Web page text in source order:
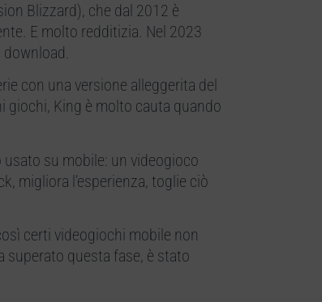
Blizzard), che dal 2012 è
E molto redditizia. Nel 2023
download.
con una versione alleggerita del
giochi, King è molto cauta quando
usato su mobile: un videogioco
migliora l’esperienza, toglie ciò
certi videogiochi mobile non
superato questa fase, è stato